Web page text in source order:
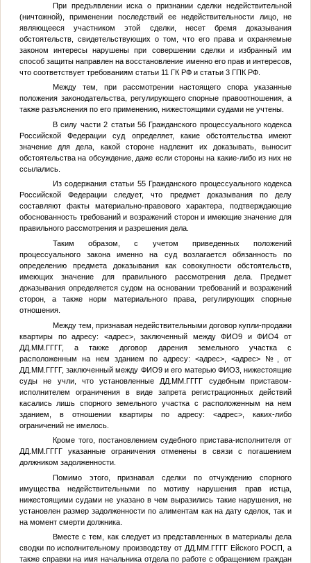
При предъявлении иска о признании сделки недействительной
(ничтожной), применении последствий ее недействительности лицо, не
являющееся участником этой сделки, несет бремя доказывания
обстоятельств, свидетельствующих о том, что его права и охраняемые
законом интересы нарушены при совершении сделки и избранный им
способ защиты направлен на восстановление именно его прав и интересов,
что соответствует требованиям статьи 11 ГК РФ и статьи 3 ГПК РФ.
Между тем, при рассмотрении настоящего спора указанные
положения законодательства, регулирующего спорные правоотношения, а
также разъяснения по его применению, нижестоящими судами не учтены.
В силу части 2 статьи 56 Гражданского процессуального кодекса
Российской Федерации суд определяет, какие обстоятельства имеют
значение для дела, какой стороне надлежит их доказывать, выносит
обстоятельства на обсуждение, даже если стороны на какие-либо из них не
ссылались.
Из содержания статьи 55 Гражданского процессуального кодекса
Российской Федерации следует, что предмет доказывания по делу
составляют факты материально-правового характера, подтверждающие
обоснованность требований и возражений сторон и имеющие значение для
правильного рассмотрения и разрешения дела.
Таким образом, с учетом приведенных положений
процессуального закона именно на суд возлагается обязанность по
определению предмета доказывания как совокупности обстоятельств,
имеющих значение для правильного рассмотрения дела. Предмет
доказывания определяется судом на основании требований и возражений
сторон, а также норм материального права, регулирующих спорные
отношения.
Между тем, признавая недействительными договор купли-продажи
квартиры по адресу: <адрес>, заключенный междуФИО9 иФИО4 от
ДД.ММ.ГГГГ, а также договор дарения земельного участка с
расположенным на нем зданием по адресу: <адрес>,<адрес> №
, от
ДД.ММ.ГГГГ, заключенный между ФИО9и его матерью ФИО3, нижестоящие
суды не учли, что установленные ДД.ММ.ГГГГ судебным приставом-
исполнителем ограничения в виде запрета регистрационных действий
касались лишь спорного земельного участка с расположенным на нем
зданием, в отношении квартиры по адресу: <адрес> , каких-либо
ограничений не имелось.
Кроме того, постановлением судебного пристава-исполнителя от
ДД.ММ.ГГГГуказанные ограничения отменены в связи с погашением
должником задолженности.
Помимо этого, признавая сделки по отчуждению спорного
имущества недействительными по мотиву нарушения прав истца,
нижестоящими судами не указано в чем выразились такие нарушения, не
установлен размер задолженности по алиментам как на дату сделок, так и
на момент смерти должника.
Вместе с тем, как следует из представленных в материалы дела
сводки по исполнительному производству от ДД.ММ.ГГГГЕйского РОСП, а
также справки на имя начальника отдела по работе с обращением граждан